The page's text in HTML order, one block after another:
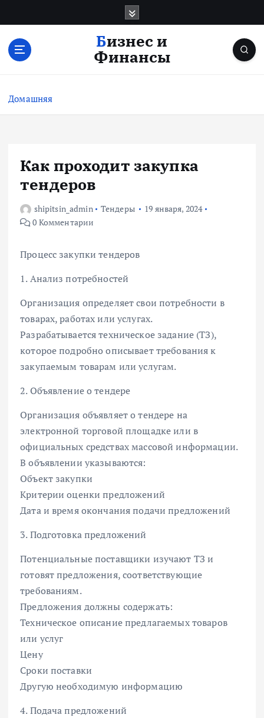
с
Бизнес и
Финансы
Домашняя
Как проходит закупка
тендеров
shipitsin_admin Тендеры
19 января, 2024
0 Комментарии
Процесс закупки тендеров
1. Анализ потребностей
Организация определяет свои потребности в
товарах, работах или услугах.
Разрабатывается техническое задание (ТЗ),
которое подробно описывает требования к
закупаемым товарам или услугам.
2. Объявление о тендере
Организация объявляет о тендере на
электронной торговой площадке или в
официальных средствах массовой информации.
В объявлении указываются:
Объект закупки
Критерии оценки предложений
Дата и время окончания подачи предложений
3. Подготовка предложений
Потенциальные поставщики изучают ТЗ и
готовят предложения, соответствующие
требованиям.
Предложения должны содержать:
Техническое описание предлагаемых товаров
или услуг
Цену
Сроки поставки
Другую необходимую информацию
4. Подача предложений